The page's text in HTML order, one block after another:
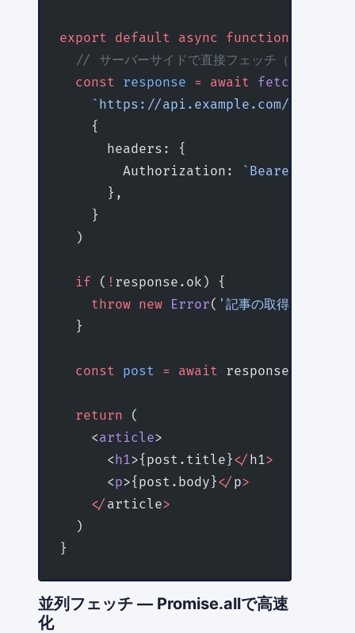
export default async function
// サーバーサイドで直接フェッチ（APIキーを
  const
response = await fetch
    `https://api.example.com/posts/${
    {
      headers: {
        Authorization:
`Bearer ${
      },
    }
  )
  if
( ! response.ok) {
    throw
new Error( '記事の取得に失敗し
  }
  const
post = await response.
  return
(
    <
article>
      <
h1>{post.title}</h1>
      <
p>{post.body}</p>
    </
article>
  )
}
並列フェッチ — Promise.allで高速
化